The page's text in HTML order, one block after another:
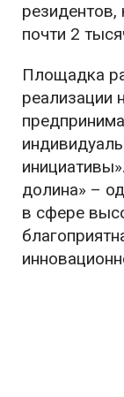
резидентов,
почти 2
Площадка
реализации
долина» –
в сфере